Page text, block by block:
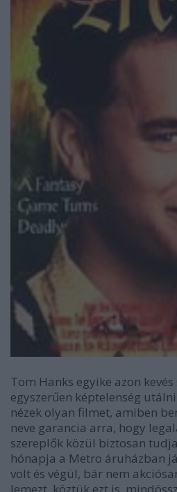
Tom Hanks egyike azon
egyszerűen képtelenség
nézek olyan filmet, amiben
neve garancia arra, hogy
szereplők közül biztosan
hónapja a Metro áruházban
volt és végül, bár nem
lemezt, köztük ezt is,